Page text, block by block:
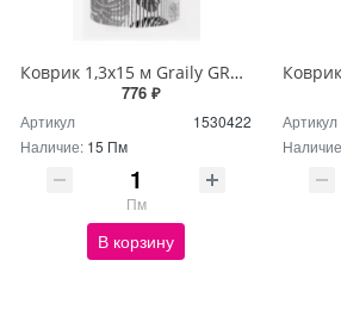
Коврик 1,3х15 м Graily GR1301A-130
776 ₽
Артикул
1530422
Наличие: 15 Пм
Пм
В корзину
Артикул